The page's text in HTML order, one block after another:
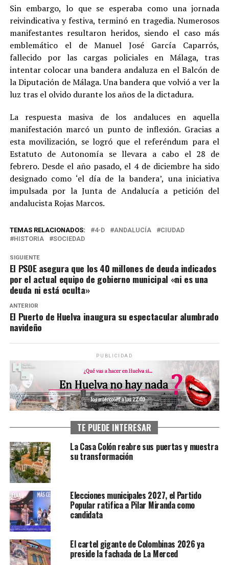
Sin embargo, lo que se esperaba como una jornada
reivindicativa y festiva, terminó en tragedia. Numerosos
manifestantes resultaron heridos, siendo el caso más
emblemático el de Manuel José García Caparrós,
fallecido por las cargas policiales en Málaga, tras
intentar colocar una bandera andaluza en el Balcón de
la Diputación de Málaga. Una bandera que volvió a ver la
luz tras el olvido durante los años de la dictadura.
La respuesta masiva de los andaluces en aquella
manifestación marcó un punto de inflexión. Gracias a
esta movilización, se logró que el referéndum para el
Estatuto de Autonomía se llevara a cabo el 28 de
febrero. Desde el año pasado, el 4 de diciembre ha sido
designado como ‘el día de la bandera’, una iniciativa
impulsada por la Junta de Andalucía a petición del
andalucista Rojas Marcos.
TEMAS RELACIONADOS: 4-D ANDALUCÍA
CIUDAD
HISTORIA
SOCIEDAD
SIGUIENTE
El PSOE asegura que los 40 millones de deuda indicados
por el actual equipo de gobierno municipal «ni es una
deuda ni está oculta»
ANTERIOR
El Puerto de Huelva inaugura su espectacular alumbrado
navideño
PUBLICIDAD
TE PUEDE INTERESAR
La Casa Colón reabre sus puertas y muestra
su transformación
Elecciones municipales 2027, el Partido
Popular ratifica a Pilar Miranda como
candidata
El cartel gigante de Colombinas 2026 ya
preside la fachada de La Merced